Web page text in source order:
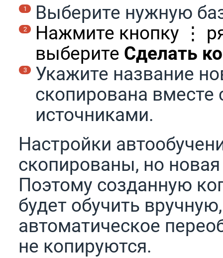
Выберите нужную
Нажмите кнопку ⋮
выберите Сделать
Укажите название
скопирована
источниками.
Настройки
скопированы, но
Поэтому созданную
будет обучить
автоматическое
не копируются.